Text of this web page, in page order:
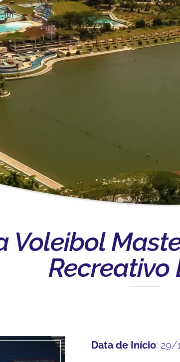
Voleibol
Recreativo
Data de Início: 29/